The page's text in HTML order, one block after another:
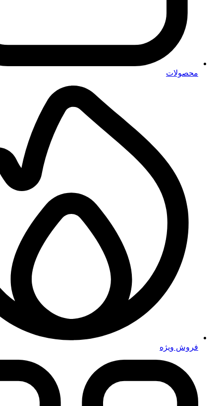
محصولات
فروش ویژه